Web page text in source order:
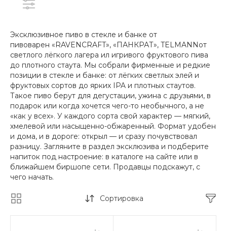
Эксклюзивное пиво в стекле и банке от
пивоварен «RAVENCRAFT», «ПАНКРАТ», TELMANNот
светлого лёгкого лагера ил игривого фруктового пива
до плотного стаута. Мы собрали фирменные и редкие
позиции в стекле и банке: от лёгких светлых элей и
фруктовых сортов до ярких IPA и плотных стаутов.
Такое пиво берут для дегустации, ужина с друзьями, в
подарок или когда хочется чего-то необычного, а не
«как у всех». У каждого сорта свой характер — мягкий,
хмелевой или насыщенно-обжаренный. Формат удобен
и дома, и в дороге: открыл — и сразу почувствовал
разницу. Загляните в раздел эксклюзива и подберите
напиток под настроение: в каталоге на сайте или в
ближайшем биршопе сети. Продавцы подскажут, с
чего начать.
Сортировка